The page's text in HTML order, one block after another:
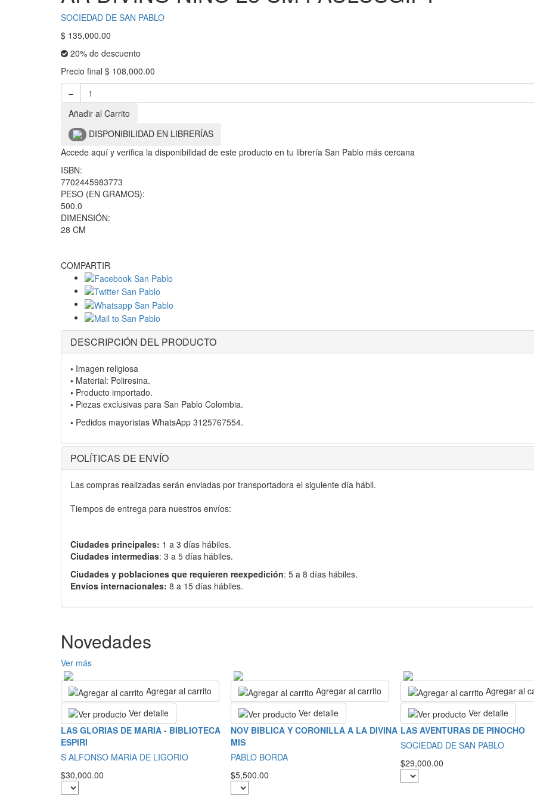
SOCIEDAD DE SAN PABLO
$ 135,000.00
20% de descuento
Precio final $ 108,000.00
–
Añadir al Carrito
DISPONIBILIDAD EN LIBRERÍAS
Accede aquí y verifica la disponibilidad de este producto en tu librería San Pablo más cercana
ISBN:
7702445983773
PESO (EN GRAMOS):
500.0
DIMENSIÓN:
28 CM
COMPARTIR
DESCRIPCIÓN DEL PRODUCTO
• Imagen religiosa
• Material: Poliresina.
• Producto importado.
• Piezas exclusivas para San Pablo Colombia.
• Pedidos mayoristas WhatsApp 3125767554.
POLÍTICAS DE ENVÍO
Las compras realizadas serán enviadas por transportadora el siguiente día hábil.
Tiempos de entrega para nuestros envíos:
Ciudades principales: 1 a 3 días hábiles.
Ciudades intermedias: 3 a 5 días hábiles.
Ciudades y poblaciones que requieren reexpedición: 5 a 8 días hábiles.
Envíos internacionales: 8 a 15 días hábiles.
Novedades
Ver más
Agregar al carrito
Ver detalle
LAS GLORIAS DE MARIA - BIBLIOTECA
ESPIRI
S ALFONSO MARIA DE LIGORIO
$30,000.00
Agregar al carrito
Ver detalle
NOV BIBLICA Y CORONILLA A LA DIVINA
MIS
PABLO BORDA
$5,500.00
Agregar al
Ver detalle
LAS AVENTURAS DE PINOCHO
SOCIEDAD DE SAN PABLO
$29,000.00